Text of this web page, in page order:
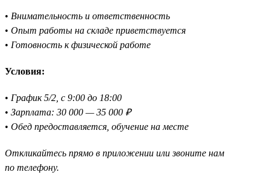
• Внимательность и ответственность
• Опыт работы на складе приветствуется
• Готовность к физической работе
Условия:
• График 5/2, с 9:00 до 18:00
• Зарплата: 30 000 — 35 000 ₽
• Обед предоставляется, обучение на месте
Откликайтесь прямо в приложении или звоните нам
по телефону.